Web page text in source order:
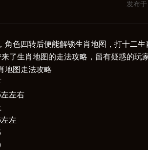
发布于
色四转后便能解锁生肖地图，打十二生
了生肖地图的走法攻略，留有疑惑的玩
图走法攻略
左右
左